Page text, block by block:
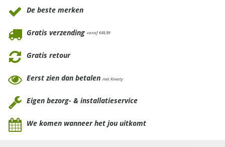
De beste merken
Gratis verzending vanaf €49,99
Gratis retour
Eerst zien dan betalen met Riverty
Eigen bezorg- & installatieservice
We komen wanneer het jou uitkomt